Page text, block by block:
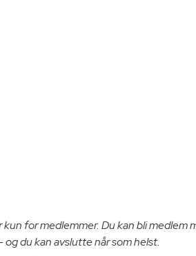
for medlemmer. Du kan bli
du kan avslutte når som helst.